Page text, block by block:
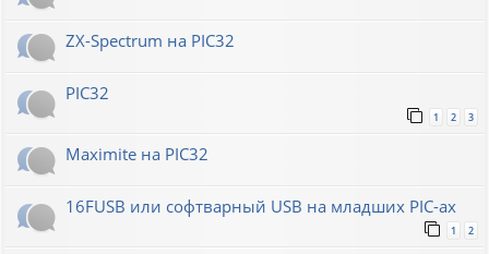
ZX-Spectrum на PIC32
PIC32
1 2 3
Maximite на PIC32
16FUSB или софтварный USB на младших PIC-ах
1 2